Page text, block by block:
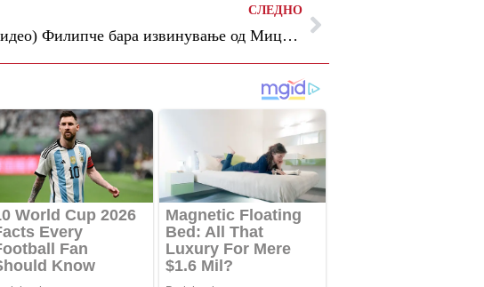
СЛЕДНО
(Видео) Филипче бара извинување од Мицкоски